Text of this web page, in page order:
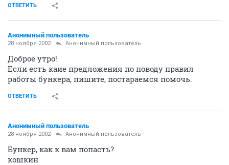
ОТВЕТИТЬ
Анонимный пользователь
28 ноября 2002 Анонимный пользователь
Доброе утро!
Если есть каие предложения по поводу правил
работы бункера, пишите, постараемся помочь.
ОТВЕТИТЬ
Анонимный пользователь
28 ноября 2002 Анонимный пользователь
Бункер, как к вам попасть?
кошкин